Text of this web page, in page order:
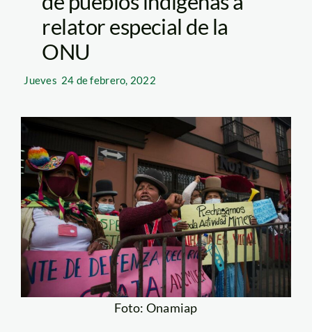
relator especial de la
ONU
Jueves 24 de febrero, 2022
Foto: Onamiap